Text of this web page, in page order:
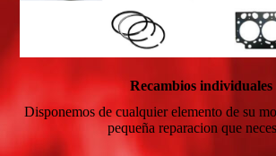
Recambios individuales
Disponemos de cualquier elemento de su
pequeña reparacion que